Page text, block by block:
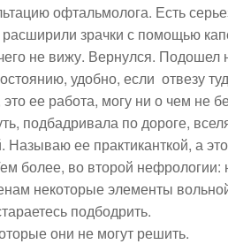
офтальмолога. Есть
зрачки с помощью
не вижу. Вернулся. Подошел
удобно, если  отвезу
ее работа, могу ни о чем не
подбадривала по дороге,
ее практиканткой, а
более, во второй нефрологии:
некоторые элементы
подбодрить.
они не могут решить.